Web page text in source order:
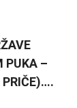
PUKA –
PRIČE)….